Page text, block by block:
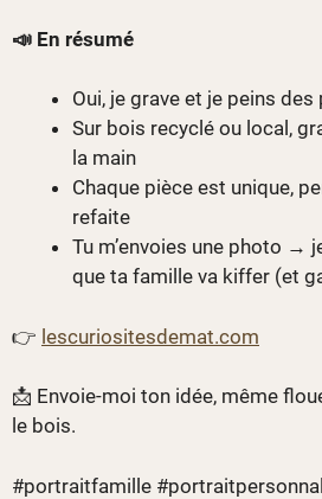
📣 En résumé
Oui, je grave et je peins
Sur bois recyclé ou local,
la main
Chaque pièce est unique,
refaite
Tu m’envoies une photo →
que ta famille va kiffer (et
👉 lescuriositesdemat.com
📩 Envoie-moi ton idée, même
le bois.
#portraitfamille